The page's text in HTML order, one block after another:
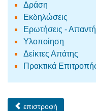
Δράση
Εκδηλώσεις
Ερωτήσεις -
Υλοποίηση
Δείκτες Απάτης
Πρακτικά
επιστροφή